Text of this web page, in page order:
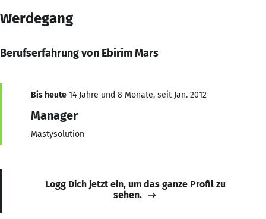
Werdegang
Berufserfahrung von Ebirim Mars
Bis heute 14 Jahre und 8 Monate, seit Jan. 2012
Manager
Mastysolution
Logg Dich jetzt ein, um das ganze Profil zu
sehen.